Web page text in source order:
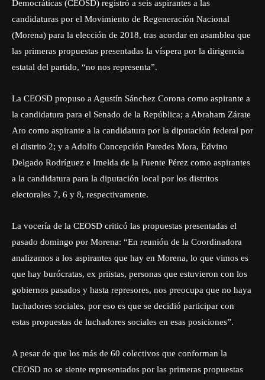
Democráticas (CEOSD) registró a seis aspirantes a las
candidaturas por el Movimiento de Regeneración Nacional
(Morena) para la elección de 2018, tras acordar en asamblea que
las primeras propuestas presentadas la víspera por la dirigencia
estatal del partido, “no nos representa”.
La CEOSD propuso a Agustín Sánchez Corona como aspirante a
la candidatura para el Senado de la República; a Abraham Zárate
Aro como aspirante a la candidatura por la diputación federal por
el distrito 2; y a Adolfo Concepción Paredes Mora, Edvino
Delgado Rodríguez e Imelda de la Fuente Pérez como aspirantes
a la candidatura para la diputación local por los distritos
electorales 7, 6 y 8, respectivamente.
La vocería de la CEOSD criticó las propuestas presentadas el
pasado domingo por Morena: “En reunión de la Coordinadora
analizamos a los aspirantes que hay en Morena, lo que vimos es
que hay burócratas, ex priistas, personas que estuvieron con los
gobiernos pasados y hasta represores, nos preocupa que no haya
luchadores sociales, por eso es que se decidió participar con
estas propuestas de luchadores sociales en esas posiciones”.
A pesar de que los más de 60 colectivos que conforman la
CEOSD no se siente representados por las primeras propuestas